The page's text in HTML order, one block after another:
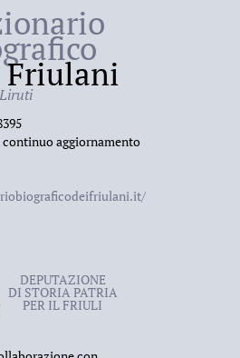
Friulani
continuo aggiornamento
DEPUTAZIONE
DI STORIA PATRIA
PER IL FRIULI